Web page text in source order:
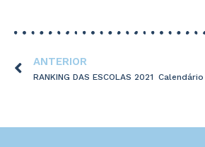
ANTERIOR
RANKING DAS ESCOLAS 2021